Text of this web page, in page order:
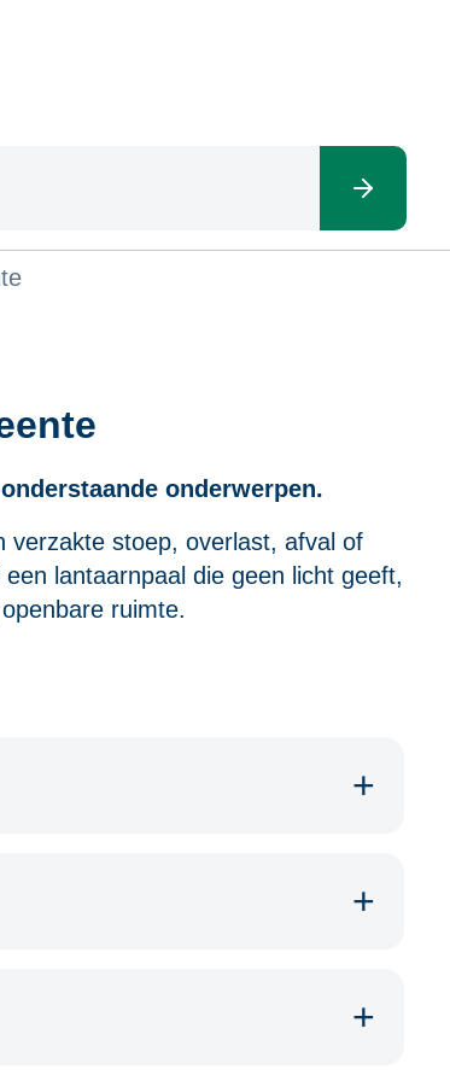
onderwerpen.
verzakte stoep, overlast, afval of
lantaarnpaal die geen licht geeft,
ruimte.